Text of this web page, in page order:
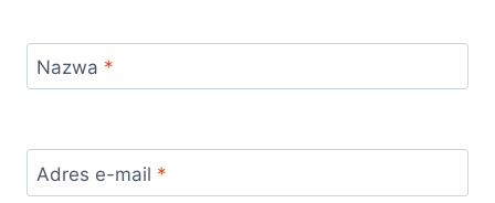
Nazwa *
Adres e-mail *